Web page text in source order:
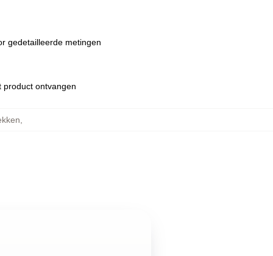
gedetailleerde metingen
product ontvangen